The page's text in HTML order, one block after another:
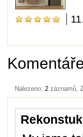
Nalezeno: 2 záznamů,